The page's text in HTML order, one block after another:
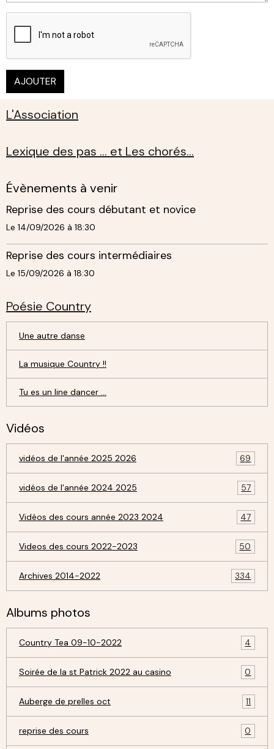
AJOUTER
L'Association
Lexique des pas ... et Les chorés...
Évènements à venir
Reprise des cours débutant et novice
Le 14/09/2026 à 18:30
Reprise des cours intermédiaires
Le 15/09/2026 à 18:30
Poésie Country
Une autre danse
La musique Country !!
Tu es un line dancer ...
Vidéos
vidéos de l'année 2025 2026 69
vidéos de l'année 2024 2025 57
Vidéos des cours année 2023 2024 47
Videos des cours 2022-2023 50
Archives 2014-2022 334
Albums photos
Country Tea 09-10-2022 4
Soirée de la st Patrick 2022 au casino 0
Auberge de prelles oct 11
reprise des cours 0